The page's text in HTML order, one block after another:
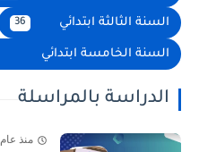
السنة الثالثة ابتدائي
السنة الخامسة ابتدائي
الدراسة بالمراسلة
منذ عام